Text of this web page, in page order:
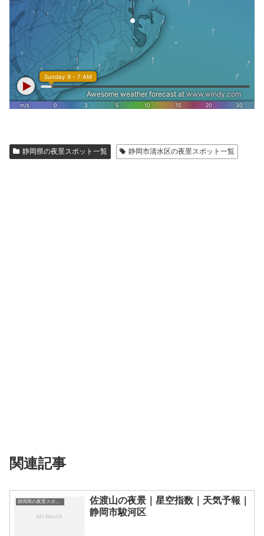
静岡県の夜景スポット一覧 静岡市清水区の夜景スポット一覧
関連記事
静岡県の夜景スポット一覧
佐渡山の夜景｜星空指数｜天気予報｜
静岡市駿河区